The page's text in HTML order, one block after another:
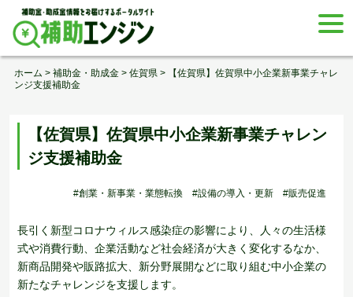
Skip
content
ホーム > 補助金・助成金 > 佐賀県 >
【佐賀県】佐賀県中小企業新事業チャレ
ンジ支援補助金
【佐賀県】佐賀県中小企業新事業チャレン
ジ支援補助金
#創業・新事業・業態転換 #設備の導入・更新 #販売促進
長引く新型コロナウィルス感染症の影響により、人々の生活様
式や消費行動、企業活動など社会経済が大きく変化するなか、
新商品開発や販路拡大、新分野展開などに取り組む中小企業の
新たなチャレンジを支援します。